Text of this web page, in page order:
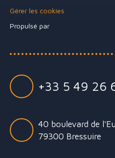
Gérer les cookies
Propulsé par
+33 5 49 26
40 boulevard de
79300 Bressuire